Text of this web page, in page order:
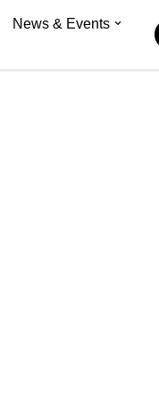
News & Events